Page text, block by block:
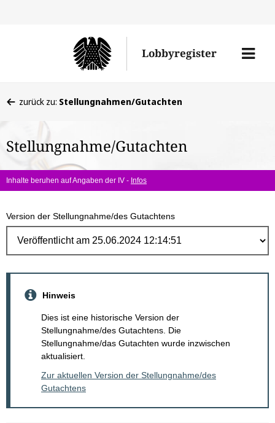
Lobbyregister
Menü
befinden
hier:
zurück zu: Stellungnahmen/Gutachten
Stellungnahme/Gutachten
Inhalte beruhen auf Angaben der IV - Infos
Version der Stellungnahme/des Gutachtens
Hinweis
Dies ist eine historische Version der
Stellungnahme/des Gutachtens. Die
Stellungnahme/das Gutachten wurde inzwischen
aktualisiert.
Zur aktuellen Version der Stellungnahme/des
Gutachtens